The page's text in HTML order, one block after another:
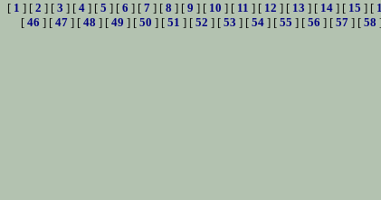
[ 1 ] [ 2 ] [ 3 ] [ 4 ] [ 5 ] [ 6 ] [ 7 ] [ 8 ] [ 9 ] [ 10 ] [ 11 ] [ 12 ] [ 13 ] [ 14 ] [ 15 ] [
[ 46 ] [ 47] [ 48 ] [ 49 ] [ 50 ] [ 51 ] [ 52 ] [ 53 ] [ 54] [ 55 ] [ 56 ] [ 57] [ 58